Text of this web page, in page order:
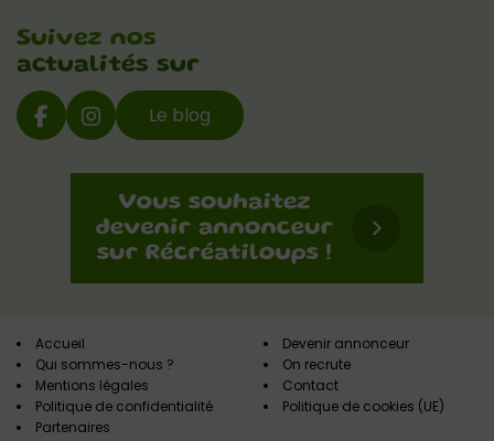
Suivez nos
actualités sur
Le blog
Accueil
Qui sommes-nous ?
Mentions légales
Politique de confidentialité
Partenaires
Devenir annonceur
On recrute
Contact
Politique de cookies (UE)